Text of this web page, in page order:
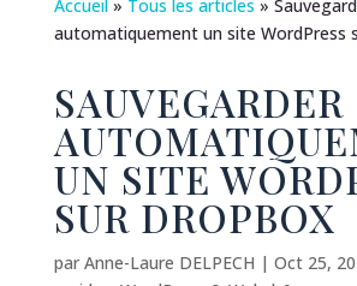
Accueil» Tous les articles »
automatiquement un site WordPress
SAUVEGARDER
UN SITE
SUR DROPBOX
par Anne-Laure DELPECH | Oct 25,